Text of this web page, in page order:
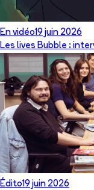
En vidéo19 juin 2026
Les lives Bubble :
Édito19 juin 2026